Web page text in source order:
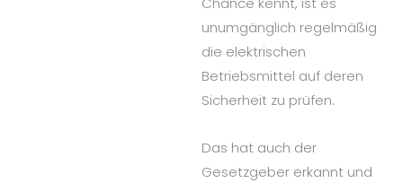
unumgänglich regelmäßig
die elektrischen
Betriebsmittel auf deren
Sicherheit zu prüfen.
Das hat auch der
Gesetzgeber erkannt und